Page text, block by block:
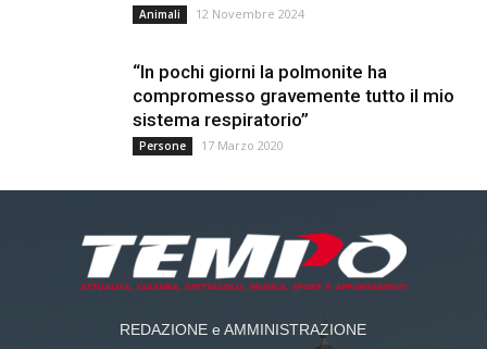
Animali 12 Novembre 2024
“In pochi giorni la polmonite ha
compromesso gravemente tutto il mio
sistema respiratorio”
Persone 17 Marzo 2020
REDAZIONE e AMMINISTRAZIONE